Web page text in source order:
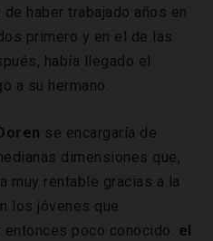
haber trabajado años en
primero y en el de las
había llegado el
a su hermano.
Doren se encargaría de
dimensiones que,
muy rentable gracias a la
los jóvenes que
poco conocido: el